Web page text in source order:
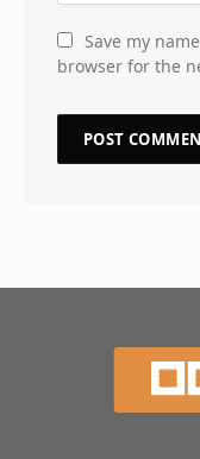
Save my
browser for the